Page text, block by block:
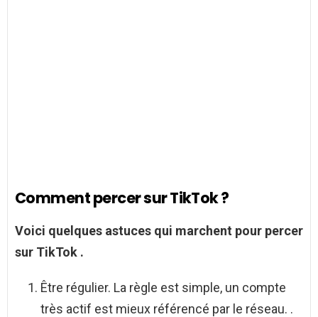
Comment percer sur TikTok ?
Voici quelques astuces qui marchent pour percer
sur TikTok .
Être régulier. La règle est simple, un compte
très actif est mieux référencé par le réseau. .